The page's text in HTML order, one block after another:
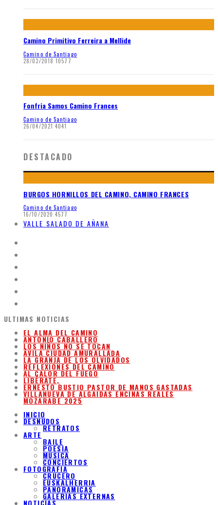
Camino Primitivo Ferreira a Mellide
Camino de Santiago
28/03/2018 10577
Fonfria Samos Camino Frances
Camino de Santiago
26/04/2021 4041
DESTACADO
BURGOS HORNILLOS DEL CAMINO, CAMINO FRANCES
Camino de Santiago
16/10/2020 4577
VALLE SALADO DE AÑANA
ULTIMAS NOTICIAS
EL ALMA DEL CAMINO
ANTONIO CABALLERO
LOS NIÑOS NO SE TOCAN
ÁVILA CIUDAD AMURALLADA
LA GRANJA DE LOS OLVIDADOS
REFLEXIONES DEL CAMINO
AL CALOR DEL FUEGO
LIBÉRATE,
ERNESTO BUSTIO PASTOR DE MANOS GASTADAS
VILLANUEVA DE ALGAIDAS ENCINAS REALES
MOZARABE 2025
INICIO
DESNUDOS
RETRATOS
ARTE
BAILE
POESIA
MUSICA
CONCIERTOS
FOTOGRAFIA
CRUCERO
EUSKALHERRIA
PANORAMICAS
GALERIAS EXTERNAS
NOTICIAS